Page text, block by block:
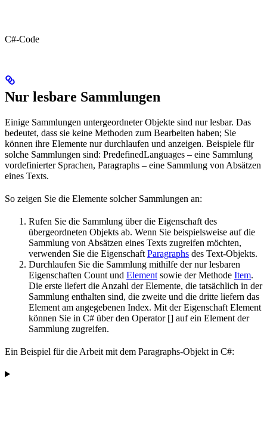
C#-Code
Nur lesbare Sammlungen
Einige Sammlungen untergeordneter Objekte sind nur lesbar. Das
bedeutet, dass sie keine Methoden zum Bearbeiten haben; Sie
können ihre Elemente nur durchlaufen und anzeigen. Beispiele für
solche Sammlungen sind: PredefinedLanguages – eine Sammlung
vordefinierter Sprachen, Paragraphs – eine Sammlung von Absätzen
eines Texts.
So zeigen Sie die Elemente solcher Sammlungen an:
Rufen Sie die Sammlung über die Eigenschaft des
übergeordneten Objekts ab. Wenn Sie beispielsweise auf die
Sammlung von Absätzen eines Texts zugreifen möchten,
verwenden Sie die Eigenschaft Paragraphs des Text-Objekts.
Durchlaufen Sie die Sammlung mithilfe der nur lesbaren
Eigenschaften Count und Element sowie der Methode Item.
Die erste liefert die Anzahl der Elemente, die tatsächlich in der
Sammlung enthalten sind, die zweite und die dritte liefern das
Element am angegebenen Index. Mit der Eigenschaft Element
können Sie in C# über den Operator [] auf ein Element der
Sammlung zugreifen.
Ein Beispiel für die Arbeit mit dem Paragraphs-Objekt in C#: